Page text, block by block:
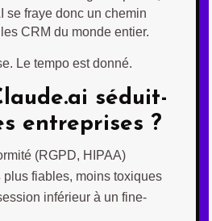
se fraye donc un chemin
CRM du monde entier.
Le tempo est donné.
séduit-
entreprises ?
(RGPD, HIPAA)
plus fiables, moins toxiques
inférieur à un fine-